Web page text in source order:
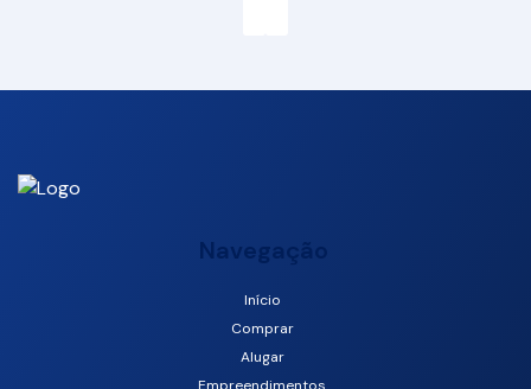
Camboriú, Santa Catarina, Brasil
Navegação
Início
Comprar
Alugar